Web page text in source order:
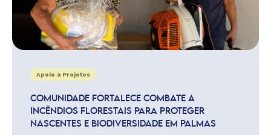
Apoio a Projetos
COMUNIDADE FORTALECE COMBATE A
INCÊNDIOS FLORESTAIS PARA PROTEGER
NASCENTES E BIODIVERSIDADE EM PALMAS